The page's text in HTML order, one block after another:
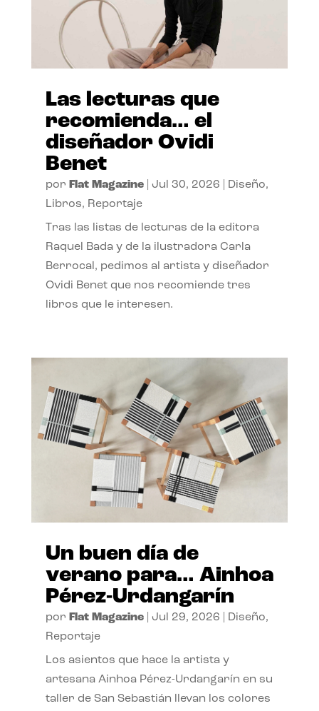
Las lecturas que
recomienda… el
diseñador Ovidi
Benet
por Flat Magazine| Jul 30, 2026 Diseño,
Libros, Reportaje
Tras las listas de lecturas de la editora
Raquel Bada y de la ilustradora Carla
Berrocal, pedimos al artista y diseñador
Ovidi Benet que nos recomiende tres
libros que le interesen.
Un buen día de
verano para… Ainhoa
Pérez-Urdangarín
por Flat Magazine| Jul 29, 2026 Diseño,
Reportaje
Los asientos que hace la artista y
artesana Ainhoa Pérez-Urdangarín en su
taller de San Sebastián llevan los colores